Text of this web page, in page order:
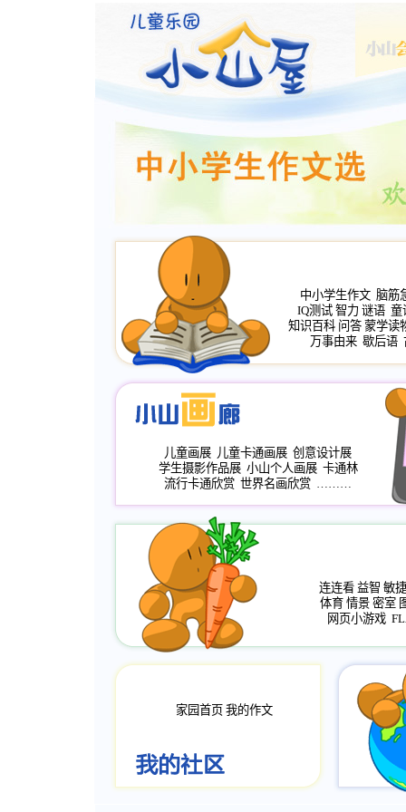
中小学生作文 脑筋
IQ测试 智力 谜语 童
知识百科 问答 蒙学读
万事由来 歇后语
儿童画展 儿童卡通画展 创意设计展
学生摄影作品展 小山个人画展 卡通林
流行卡通欣赏 世界名画欣赏 ………
连连看 益智 敏捷
体育 情景 密室
网页小游戏
家园首页 我的作文